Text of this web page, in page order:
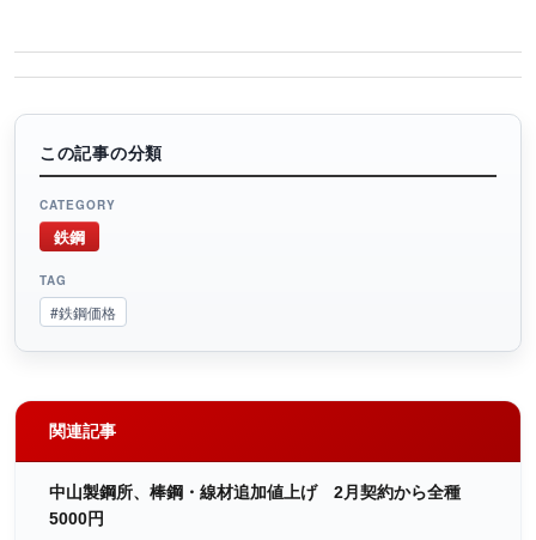
この記事の分類
CATEGORY
鉄鋼
TAG
#鉄鋼価格
関連記事
中山製鋼所、棒鋼・線材追加値上げ 2月契約から全種
5000円